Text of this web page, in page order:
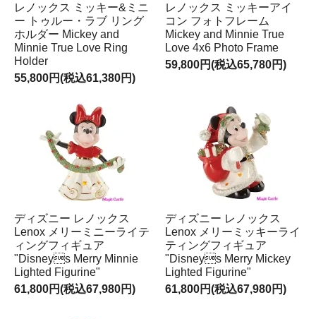
レノックス ミッキー&ミニ
ー トゥルー・ラブ リング
ホルダー Mickey and
Minnie True Love Ring
Holder
55,800円(税込61,380円)
レノックス ミッキーアイ
コン フォトフレーム
Mickey and Minnie True
Love 4x6 Photo Frame
59,800円(税込65,780円)
ディズニー レノックス
Lenox メリーミニーライテ
ィングフィギュア
"Disneys Merry Minnie
Lighted Figurine"
61,800円(税込67,980円)
ディズニー レノックス
Lenox メリーミッキーライ
ティングフィギュア
"Disneys Merry Mickey
Lighted Figurine"
61,800円(税込67,980円)